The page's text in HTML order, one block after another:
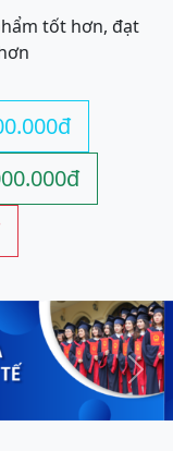
tốt hơn, đạt
Next